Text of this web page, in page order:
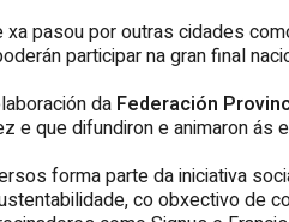
pasou por outras cidades
participar na gran final
da Federación
que difundiron e animaron ás
forma parte da iniciativa
co obxectivo de